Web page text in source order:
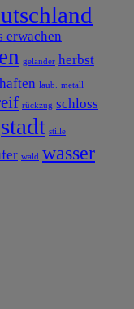
erwachen
geländer herbst
laub. metall
rückzug schloss
stadt stille
wald wasser